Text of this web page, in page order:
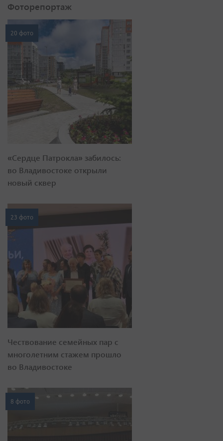
Фоторепортаж
20 фото
«Сердце Патрокла» забилось:
во Владивостоке открыли
новый сквер
23 фото
Чествование семейных пар с
многолетним стажем прошло
во Владивостоке
8 фото